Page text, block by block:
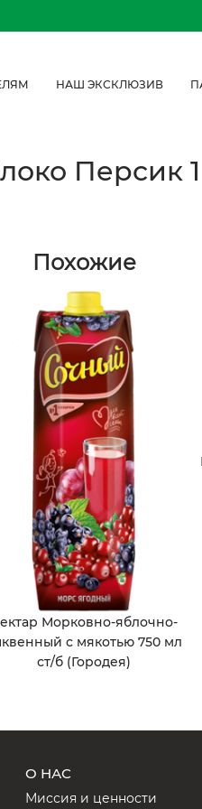
НАШ ЭКСКЛЮЗИВ
Персик
Похожие
Морковно-яблочно-
с мякотью 750 мл
ст/б (Городея)
О НАС
Миссия и ценности